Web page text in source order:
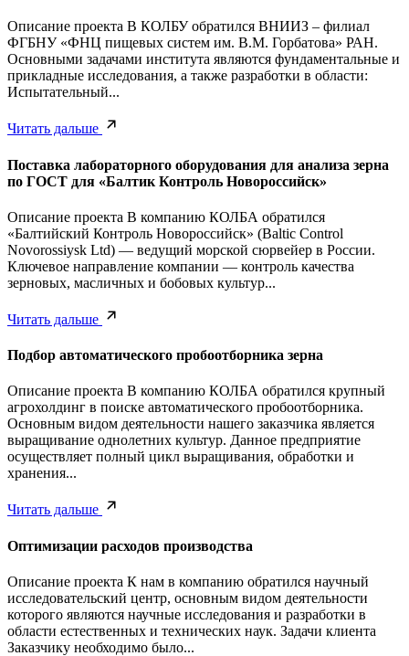
Описание проекта В КОЛБУ обратился ВНИИЗ – филиал
ФГБНУ «ФНЦ пищевых систем им. В.М. Горбатова» РАН.
Основными задачами института являются фундаментальные и
прикладные исследования, а также разработки в области:
Испытательный...
Читать дальше
Поставка лабораторного оборудования для анализа зерна
по ГОСТ для «Балтик Контроль Новороссийск»
Описание проекта В компанию КОЛБА обратился
«Балтийский Контроль Новороссийск» (Baltic Control
Novorossiysk Ltd) — ведущий морской сюрвейер в России.
Ключевое направление компании — контроль качества
зерновых, масличных и бобовых культур...
Читать дальше
Подбор автоматического пробоотборника зерна
Описание проекта В компанию КОЛБА обратился крупный
агрохолдинг в поиске автоматического пробоотборника.
Основным видом деятельности нашего заказчика является
выращивание однолетних культур. Данное предприятие
осуществляет полный цикл выращивания, обработки и
хранения...
Читать дальше
Оптимизации расходов производства
Описание проекта К нам в компанию обратился научный
исследовательский центр, основным видом деятельности
которого являются научные исследования и разработки в
области естественных и технических наук. Задачи клиента
Заказчику необходимо было...